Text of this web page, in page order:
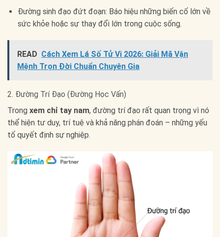
Đường sinh đạo đứt đoạn: Báo hiệu những biến cố lớn về
sức khỏe hoặc sự thay đổi lớn trong cuộc sống.
READ Cách Xem Lá Số Tử Vi 2026: Giải Mã Vận
Mệnh Trọn Đời Chuẩn Chuyên Gia
2. Đường Trí Đạo (Đường Học Vấn)
Trong xem chỉ tay nam, đường trí đạo rất quan trọng vì nó
thể hiện tư duy, trí tuệ và khả năng phán đoán – những yếu
tố quyết định sự nghiệp.